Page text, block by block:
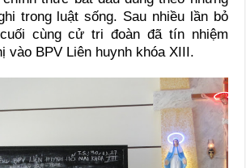
trong luật sống. Sau nhiều lần bỏ
cùng cử tri đoàn đã tín nhiệm
vào BPV Liên huynh khóa XIII.